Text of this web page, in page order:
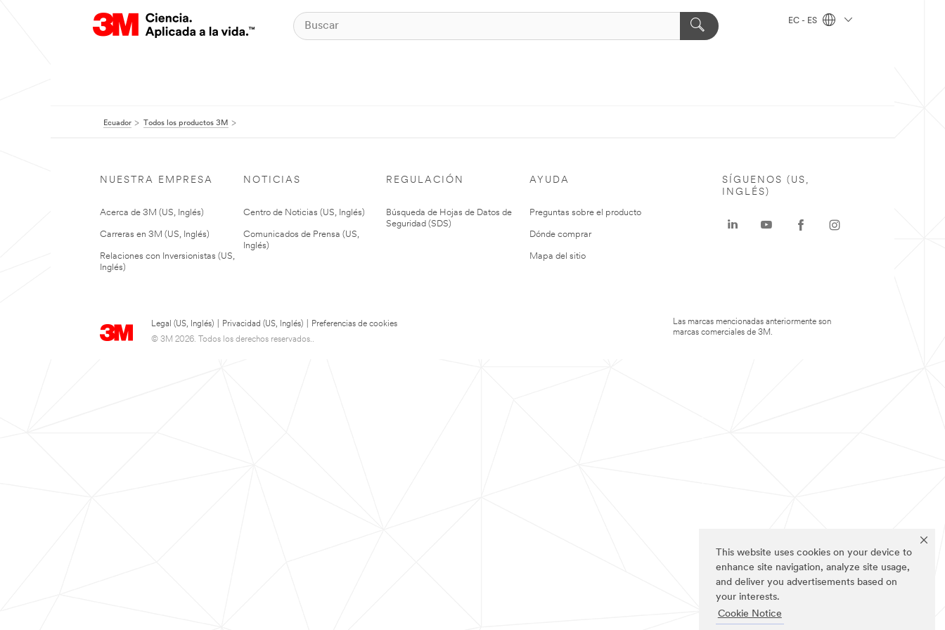
This website uses cookies on your device to
enhance site navigation, analyze site usage,
and deliver you advertisements based on
your interests.
Cookie Notice
EC - ES
Ecuador Todos los productos 3M
NUESTRA EMPRESA
Acerca de 3M (US, Inglés)
Carreras en 3M (US, Inglés)
Relaciones con Inversionistas (US,
Inglés)
NOTICIAS
Centro de Noticias (US, Inglés)
Comunicados de Prensa (US,
Inglés)
REGULACIÓN
Búsqueda de Hojas de Datos de
Seguridad (SDS)
AYUDA
Preguntas sobre el producto
Dónde comprar
Mapa del sitio
Legal (US, Inglés) Privacidad (US, Inglés)
Preferencias de cookies
© 3M 2026. Todos los derechos reservados..
SÍGUENOS (US,
INGLÉS)
Las marcas mencionadas anteriormente son
marcas comerciales de 3M.